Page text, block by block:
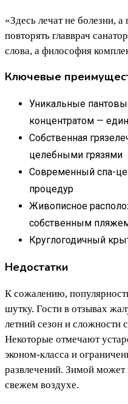
«Здесь лечат не болезни,
повторять главврач
слова, а философия
Ключевые
Уникальные
концентратом —
Собственная
целебными грязями
Современный спа-
процедур
Живописное
собственным
Круглогодичный
Недостатки
К сожалению,
шутку. Гости в отзывах
летний сезон и сложности
Некоторые отмечают
эконом-класса и
развлечений. Зимой может
свежем воздухе.